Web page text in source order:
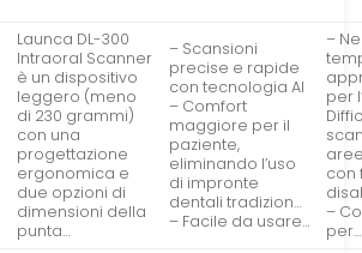
Launca DL-300
Intraoral Scanner
è un dispositivo
leggero (meno
di 230 grammi)
con una
progettazione
ergonomica e
due opzioni di
dimensioni della
punta…
– Scansioni
precise e rapide
con tecnologia AI
– Comfort
maggiore per il
paziente,
eliminando l’uso
di impronte
dentali tradizion…
– Facile da usare…
–
per
con
–
per…